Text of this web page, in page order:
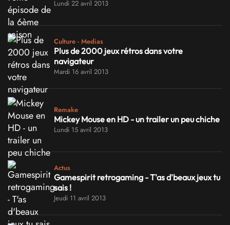
Lundi 22 avril 2013
Culture - Medias
Plus de 2000 jeux rétros dans votre
navigateur
Mardi 16 avril 2013
Remake
Mickey Mouse en HD - un trailer un peu chiche
Lundi 15 avril 2013
Actus
Gamespirit retrogaming - T'as d'beaux jeux tu
sais !
Jeudi 11 avril 2013